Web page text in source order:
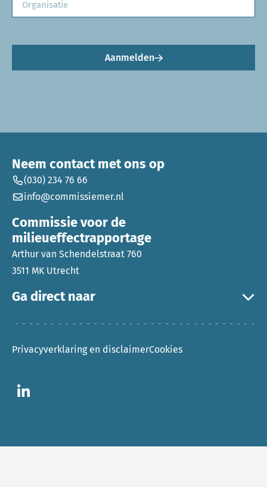
Aanmelden
Ga direct naar
Neem contact met ons op
(030) 234 76 66
info@commissiemer.nl
Commissie voor de
milieueffectrapportage
Arthur van Schendelstraat 760
3511 MK Utrecht
Privacyverklaring en disclaimerCookies
Ga naar LinkedIn